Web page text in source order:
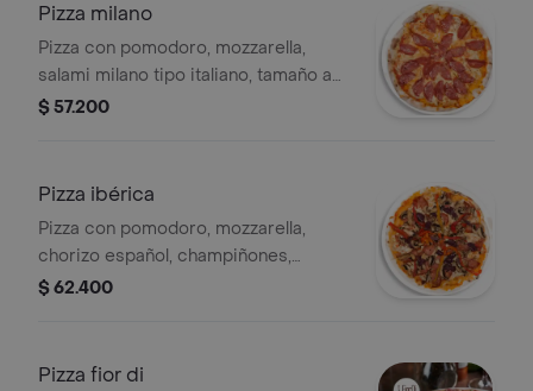
Pizza milano
Pizza con pomodoro, mozzarella,
salami milano tipo italiano, tamaño a
elección.
$ 57.200
Pizza ibérica
Pizza con pomodoro, mozzarella,
chorizo español, champiñones,
pimentones, aceitunas negras,
$ 62.400
Pizza fior di